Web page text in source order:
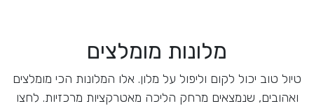
מלונות מומלצים
טיול טוב יכול לקום וליפול על מלון. אלו המלונות הכי מומלצים
ואהובים, שנמצאים מרחק הליכה מאטרקציות מרכזיות. לחצו